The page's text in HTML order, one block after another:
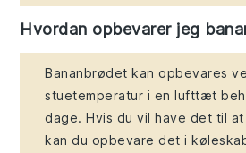
Hvordan opbevarer jeg
Bananbrødet kan opbevares
stuetemperatur i en lufttæt
dage. Hvis du vil have det til
kan du opbevare det i